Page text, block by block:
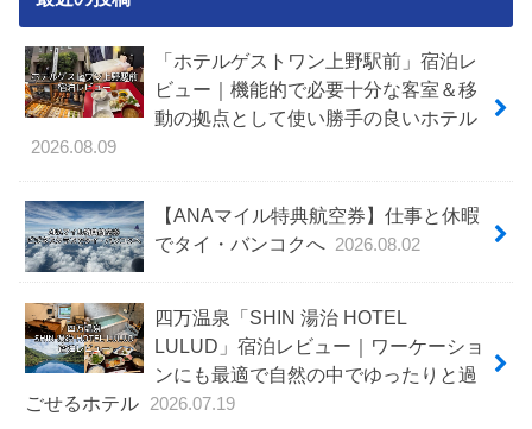
「ホテルゲストワン上野駅前」宿泊レ
ビュー｜機能的で必要十分な客室＆移
動の拠点として使い勝手の良いホテル
2026.08.09
【ANAマイル特典航空券】仕事と休暇
でタイ・バンコクへ 2026.08.02
四万温泉「SHIN 湯治 HOTEL
LULUD」宿泊レビュー｜ワーケーショ
ンにも最適で自然の中でゆったりと過
ごせるホテル
2026.07.19